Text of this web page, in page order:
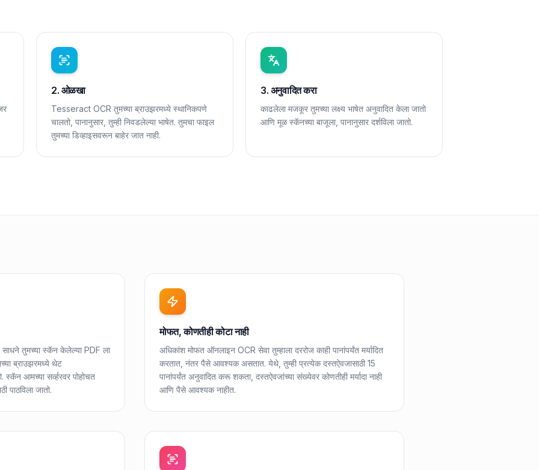
2. ओळखा
Tesseract OCR तुमच्या ब्राउझरमध्ये स्थानिकपणे
चालतो, पानानुसार, तुम्ही निवडलेल्या भाषेत. तुमचा फाइल
तुमच्या डिव्हाइसवरून बाहेर जात नाही.
3. अनुवादित करा
काढलेला मजकूर तुमच्या लक्ष्य भाषेत अनुवादित केला जातो
आणि मूळ स्कॅनच्या बाजूला, पानानुसार दर्शविला जातो.
तुमच्या स्कॅन केलेल्या PDF ला
ब्राउझरमध्ये थेट
आमच्या सर्व्हरवर पोहोचत
जातो.
मोफत, कोणतीही कोटा नाही
अधिकांश मोफत ऑनलाइन OCR सेवा तुम्हाला दररोज काही पानांपर्यंत मर्यादित
करतात, नंतर पैसे आवश्यक असतात. येथे, तुम्ही प्रत्येक दस्तऐवजासाठी 15
पानांपर्यंत अनुवादित करू शकता, दस्तऐवजांच्या संख्येवर कोणतीही मर्यादा नाही
आणि पैसे आवश्यक नाहीत.